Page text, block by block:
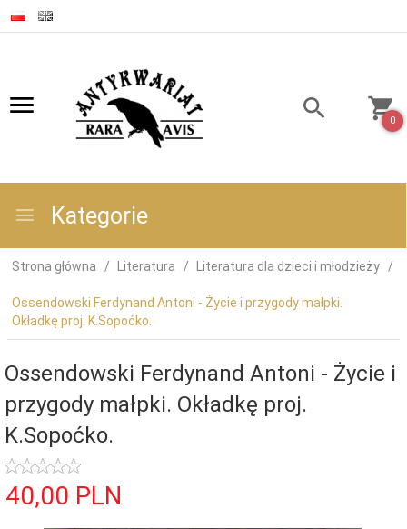
0
Kategorie
Strona główna Literatura Literatura dla dzieci i młodzieży
Ossendowski Ferdynand Antoni - Życie i przygody małpki.
Okładkę proj. K.Sopoćko.
Ossendowski Ferdynand Antoni - Życie i
przygody małpki. Okładkę proj.
K.Sopoćko.
40,00 PLN